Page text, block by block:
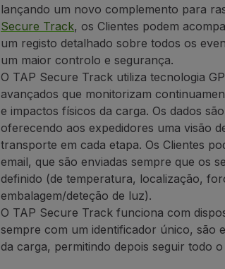
lançando um novo complemento para
Secure Track, os Clientes podem
um registo detalhado sobre todos os
um maior controlo e segurança.
O TAP Secure Track utiliza tecnologia
avançados que monitorizam
e impactos físicos da carga. Os dados
oferecendo aos expedidores uma visão
transporte em cada etapa. Os Clientes
email, que são enviadas sempre que os
definido (de temperatura, localização,
embalagem/deteção de luz).
O TAP Secure Track funciona com
sempre com um identificador único, são
da carga, permitindo depois seguir todo